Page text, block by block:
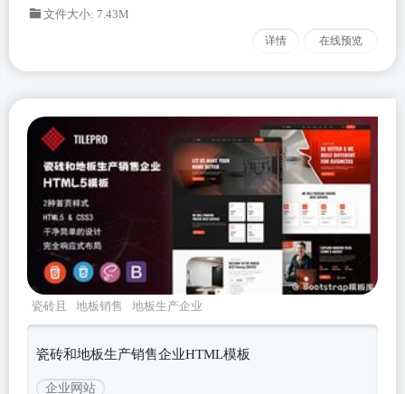
文件大小: 7.43M
详情 在线预览
瓷砖且 地板销售
地板生产企业
瓷砖和地板生产销售企业HTML模板
企业网站